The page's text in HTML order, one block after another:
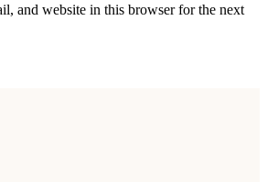
and website in this browser for the next